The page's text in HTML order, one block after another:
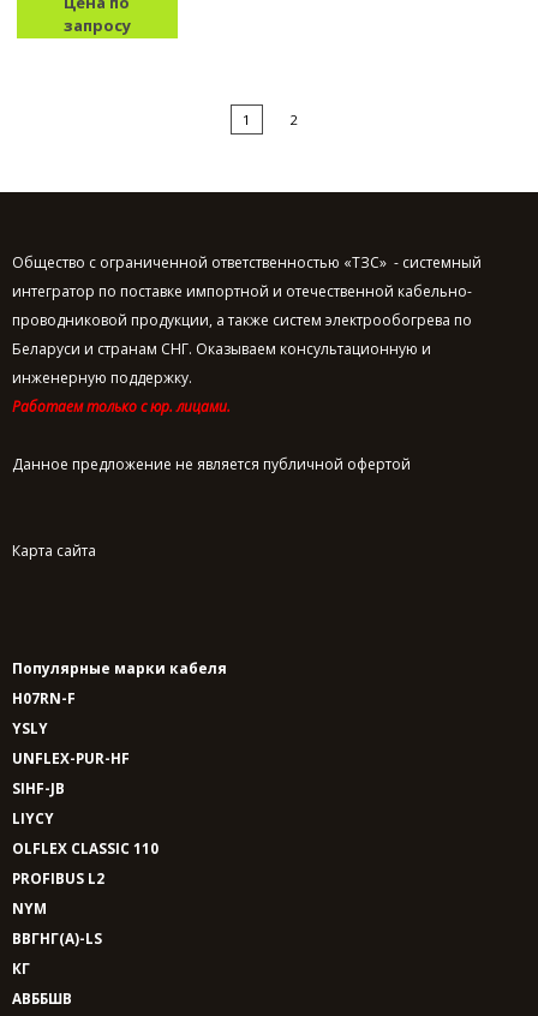
запросу
1 2
Общество с ограниченной ответственностью «ТЗС» - системный
интегратор по поставке импортной и отечественной кабельно-
проводниковой продукции, а также систем электрообогрева по
Беларуси и странам СНГ. Оказываем консультационную и
инженерную поддержку.
Работаем только с юр. лицами.
Данное предложение не является публичной офертой
Карта сайта
Популярные марки кабеля
H07RN-F
YSLY
UNFLEX-PUR-HF
SIHF-JB
LIYCY
OLFLEX CLASSIC 110
PROFIBUS L2
NYM
ВВГНГ(A)-LS
КГ
АВББШВ